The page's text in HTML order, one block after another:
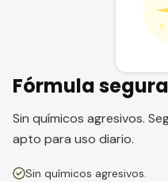
Fórmula segura
Sin químicos agresivos.
apto para uso diario.
Sin químicos agresivos.